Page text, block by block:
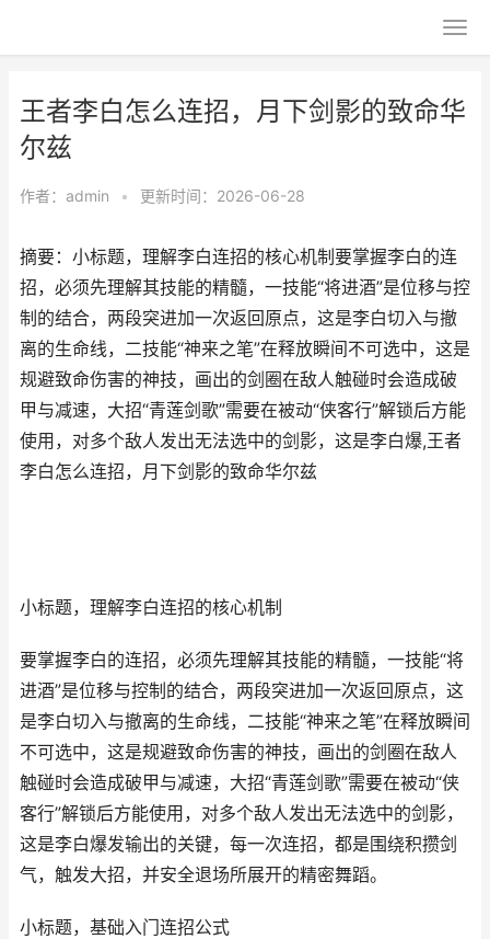
王者李白怎么连招，月下剑影的致命华
尔兹
作者： admin • 更新时间：2026-06-28
摘要：小标题，理解李白连招的核心机制要掌握李白的连
招，必须先理解其技能的精髓，一技能“将进酒”是位移与控
制的结合，两段突进加一次返回原点，这是李白切入与撤
离的生命线，二技能“神来之笔”在释放瞬间不可选中，这是
规避致命伤害的神技，画出的剑圈在敌人触碰时会造成破
甲与减速，大招“青莲剑歌”需要在被动“侠客行”解锁后方能
使用，对多个敌人发出无法选中的剑影，这是李白爆,王者
李白怎么连招，月下剑影的致命华尔兹
小标题，理解李白连招的核心机制
要掌握李白的连招，必须先理解其技能的精髓，一技能“将
进酒”是位移与控制的结合，两段突进加一次返回原点，这
是李白切入与撤离的生命线，二技能“神来之笔”在释放瞬间
不可选中，这是规避致命伤害的神技，画出的剑圈在敌人
触碰时会造成破甲与减速，大招“青莲剑歌”需要在被动“侠
客行”解锁后方能使用，对多个敌人发出无法选中的剑影，
这是李白爆发输出的关键，每一次连招，都是围绕积攒剑
气，触发大招，并安全退场所展开的精密舞蹈。
小标题，基础入门连招公式